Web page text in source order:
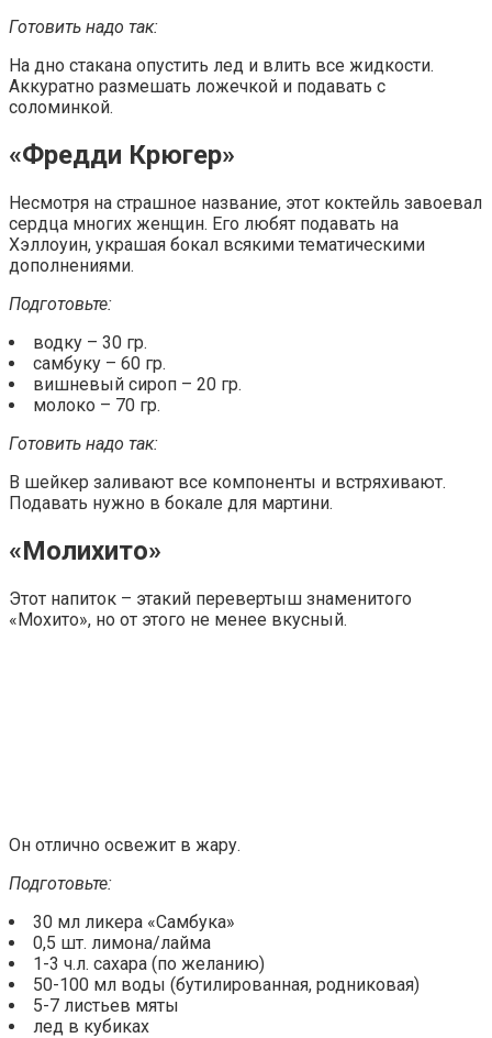
Готовить надо так:
На дно стакана опустить лед и влить все жидкости.
Аккуратно размешать ложечкой и подавать с
соломинкой.
«Фредди Крюгер»
Несмотря на страшное название, этот коктейль завоевал
сердца многих женщин. Его любят подавать на
Хэллоуин, украшая бокал всякими тематическими
дополнениями.
Подготовьте:
водку – 30 гр.
самбуку – 60 гр.
вишневый сироп – 20 гр.
молоко – 70 гр.
Готовить надо так:
В шейкер заливают все компоненты и встряхивают.
Подавать нужно в бокале для мартини.
«Молихито»
Этот напиток – этакий перевертыш знаменитого
«Мохито», но от этого не менее вкусный.
Он отлично освежит в жару.
Подготовьте:
30 мл ликера «Самбука»
0,5 шт. лимона/лайма
1-3 ч.л. сахара (по желанию)
50-100 мл воды (бутилированная, родниковая)
5-7 листьев мяты
лед в кубиках